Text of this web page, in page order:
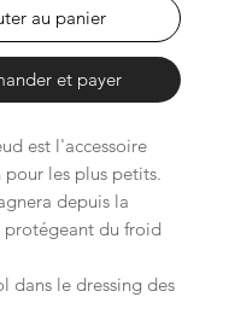
au panier
et payer
est l'accessoire
les plus petits.
depuis la
protégeant du froid
dans le dressing des